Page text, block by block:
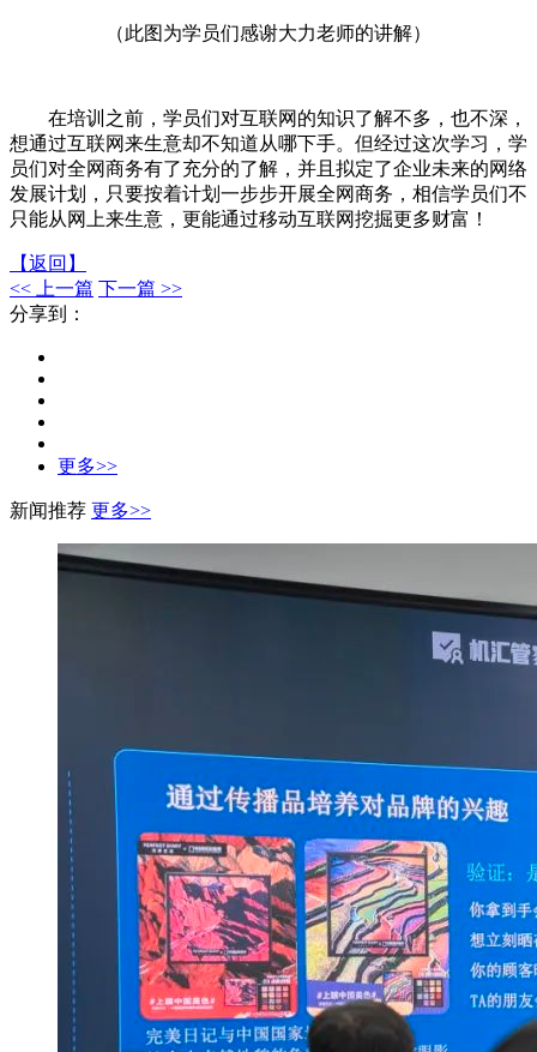
（此图为学员们感谢大力老师的讲解）
在培训之前，学员们对互联网的知识了解不多，也不深，
想通过互联网来生意却不知道从哪下手。但经过这次学习，学
员们对全网商务有了充分的了解，并且拟定了企业未来的网络
发展计划，只要按着计划一步步开展全网商务，相信学员们不
只能从网上来生意，更能通过移动互联网挖掘更多财富！
【返回】
<< 上一篇 下一篇 >>
分享到：
更多>>
新闻推荐 更多>>